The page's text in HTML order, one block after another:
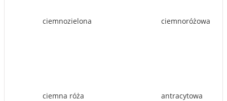
ciemnozielona ciemnoróżowa
ciemna róża antracytowa